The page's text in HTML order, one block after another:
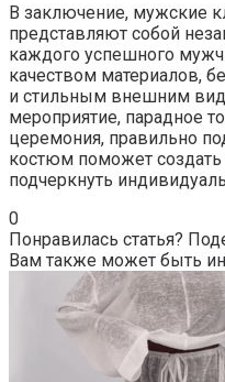
В заключение, мужские
представляют собой
каждого успешного
качеством материалов,
и стильным внешним
мероприятие, парадное
церемония, правильно
костюм поможет
подчеркнуть
0
Понравилась статья?
Вам также может быть